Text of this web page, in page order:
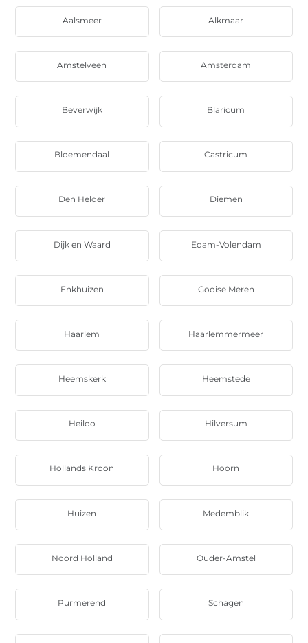
Aalsmeer Alkmaar
Amstelveen Amsterdam
Beverwijk Blaricum
Bloemendaal Castricum
Den Helder Diemen
Dijk en Waard Edam-Volendam
Enkhuizen Gooise Meren
Haarlem Haarlemmermeer
Heemskerk Heemstede
Heiloo Hilversum
Hollands Kroon Hoorn
Huizen Medemblik
Noord Holland Ouder-Amstel
Purmerend Schagen